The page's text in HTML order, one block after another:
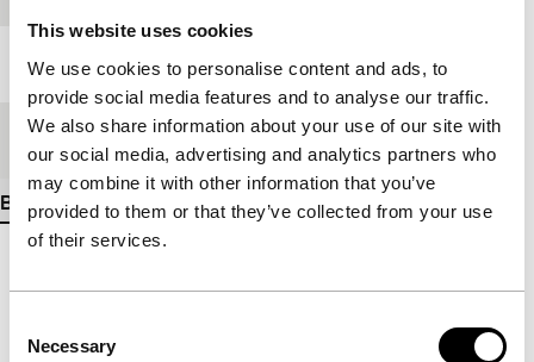
This website uses cookies
We use cookies to personalise content and ads, to
provide social media features and to analyse our traffic.
We also share information about your use of our site with
our social media, advertising and analytics partners who
may combine it with other information that you’ve
provided to them or that they’ve collected from your use
of their services.
Selection
Necessary
Lengte 5'
Medium/FormaatDCP
Bekijk meer details